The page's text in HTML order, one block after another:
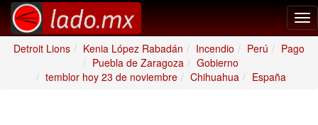
Detroit Lions
Kenia López Rabadán Incendio Perú
Pago
Puebla de Zaragoza
Gobierno
temblor hoy 23 de noviembre
Chihuahua España